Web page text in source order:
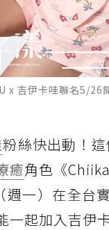
x 吉伊卡哇聯名5/26
粉絲快出動！
癒角色《
週一）在全台
一起加入吉伊